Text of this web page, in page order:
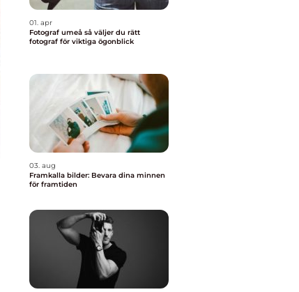
01. apr
Fotograf umeå så väljer du rätt
fotograf för viktiga ögonblick
03. aug
Framkalla bilder: Bevara dina minnen
för framtiden